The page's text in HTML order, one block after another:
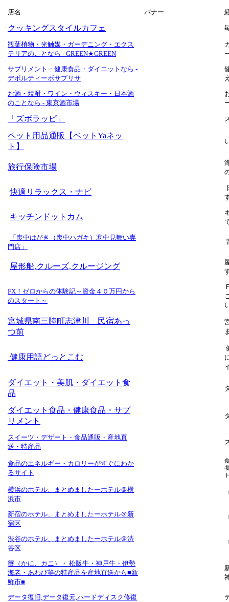
店名 バナー
クッキングスタイルカフェ
観葉植物・光触媒・ガーデニング・エクス
テリアのことなら - GREEN★GREEN
サプリメント・健康食品・ダイエットなら -
デポルティーボサプリサ
お酒・焼酎・ワイン・ウィスキー・日本酒
のことなら - 東京酒市場
「ズボラッピ」
ペット用品通販【ペットYaネッ
ト】
旅行保険市場
快適リラックス・ナビ
キッチンドットカム
「喪中はがき（喪中ハガキ）寒中見舞い専
門店」
屋形船,クルーズ,クルージング
FX！ゼロからの体験記～資金４０万円から
のスタート～
宮城県南三陸町志津川 民宿あっ
つ前
健康用語どっとこむ
ダイエット・美肌・ダイエット食
品
ダイエット食品・健康食品・サプ
リメント
スイーツ・デザート・食品通販・産地直
送・特産品
食品のエネルギー・カロリーがすぐにわか
るサイト
横浜のホテル、まとめましたーホテル＠横
浜市
新宿のホテル、まとめましたーホテル＠新
宿区
渋谷のホテル、まとめましたーホテル＠渋
谷区
蟹（かに、カニ）・ 松阪牛・神戸牛・伊勢
海老・あわび等の特産品を産地直送から■新
鮮市■
データ復旧,データ復元,ハードディスク修復